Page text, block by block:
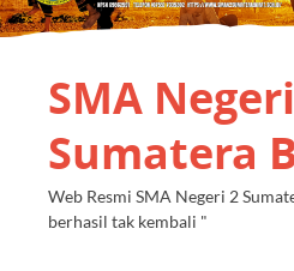
SMA
Sumatera
Web Resmi SMA Negeri 2
berhasil tak kembali "